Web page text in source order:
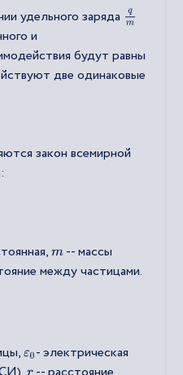
удельного заряда qm
и
будут равны
две одинаковые
закон всемирной
m-- массы
между частицами.
ε0- электрическая